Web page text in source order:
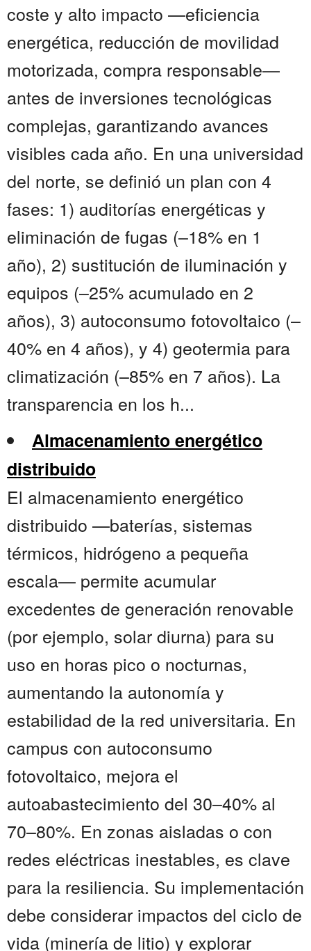
coste y alto impacto —eficiencia
energética, reducción de movilidad
motorizada, compra responsable—
antes de inversiones tecnológicas
complejas, garantizando avances
visibles cada año. En una universidad
del norte, se definió un plan con 4
fases: 1) auditorías energéticas y
eliminación de fugas (–18% en 1
año), 2) sustitución de iluminación y
equipos (–25% acumulado en 2
años), 3) autoconsumo fotovoltaico (–
40% en 4 años), y 4) geotermia para
climatización (–85% en 7 años). La
transparencia en los h...
Almacenamiento energético
distribuido
El almacenamiento energético
distribuido —baterías, sistemas
térmicos, hidrógeno a pequeña
escala— permite acumular
excedentes de generación renovable
(por ejemplo, solar diurna) para su
uso en horas pico o nocturnas,
aumentando la autonomía y
estabilidad de la red universitaria. En
campus con autoconsumo
fotovoltaico, mejora el
autoabastecimiento del 30–40% al
70–80%. En zonas aisladas o con
redes eléctricas inestables, es clave
para la resiliencia. Su implementación
debe considerar impactos del ciclo de
vida (minería de litio) y explorar